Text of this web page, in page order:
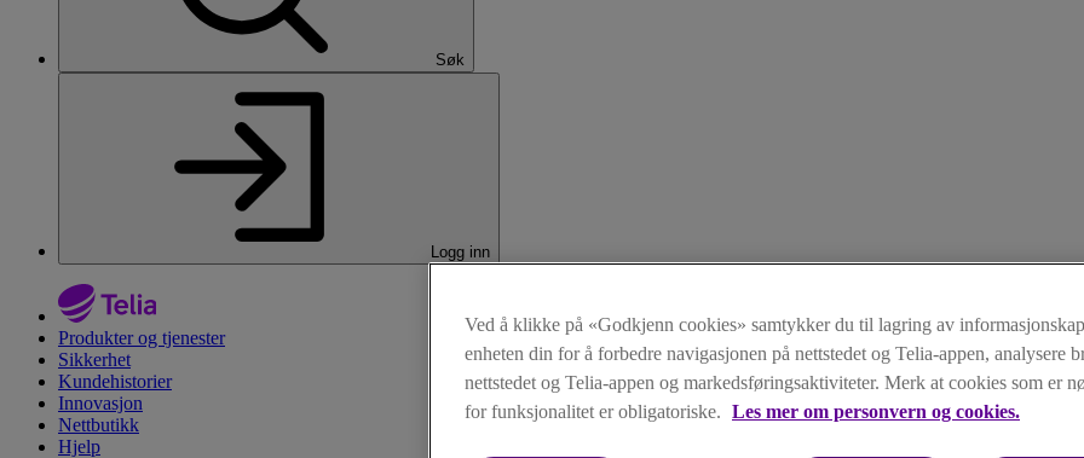
Søk
Logg inn
Produkter og tjenester
Sikkerhet
Kundehistorier
Innovasjon
Nettbutikk
Hjelp
Ved å klikke på «Godkjenn cookies» samtykker du til lagring av
enheten din for å forbedre navigasjonen på nettstedet og Telia-appen, analysere
nettstedet og Telia-appen og markedsføringsaktiviteter. Merk at cookies som er
for funksjonalitet er obligatoriske. Les mer om personvern og cookies.